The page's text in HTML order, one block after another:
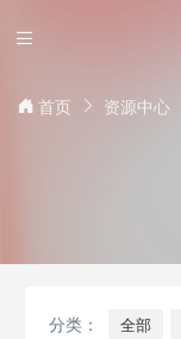
首页 资源中心
分类： 全部